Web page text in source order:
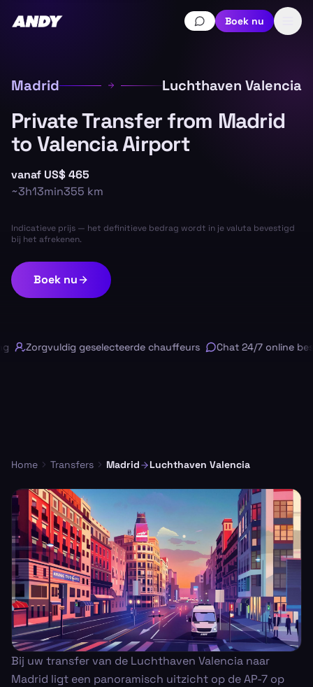
Boek nu
Madrid Luchthaven Valencia
Private Transfer from Madrid
to Valencia Airport
vanaf US$ 465
~3h13min355 km
Indicatieve prijs — het definitieve bedrag wordt in je valuta bevestigd
bij het afrekenen.
Boek nu
Zorgvuldig geselecteerde chauffeurs Chat 24/7 online
Home Transfers Madrid Luchthaven Valencia
Bij uw transfer van de Luchthaven Valencia naar
Madrid ligt een panoramisch uitzicht op de AP-7 op